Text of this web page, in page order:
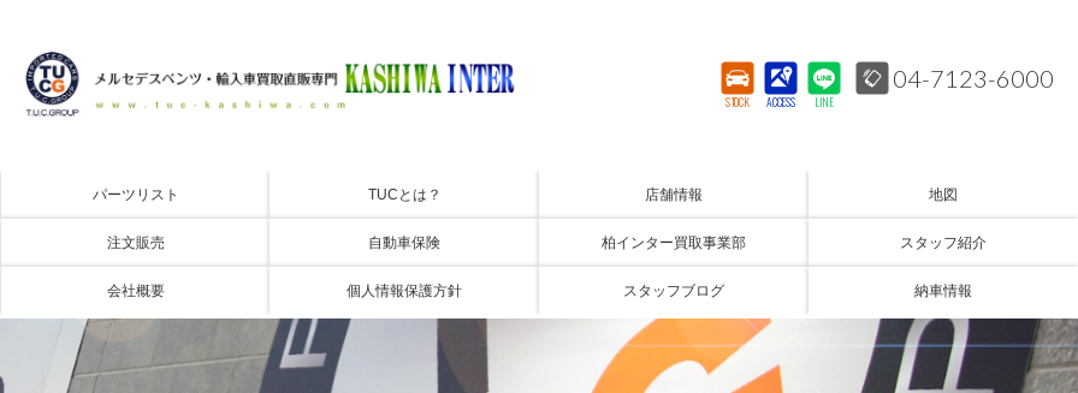
STOCK ACCESS LINE
04-7123-6000
パーツリスト TUCとは？ 店舗情報 地図
注文販売 自動車保険 柏インター買取事業部 スタッフ紹介
会社概要 個人情報保護方針 スタッフブログ 納車情報